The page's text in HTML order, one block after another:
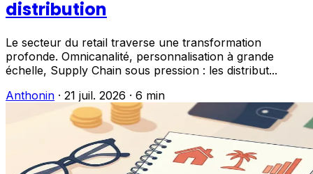
distribution
Le secteur du retail traverse une transformation
profonde. Omnicanalité, personnalisation à grande
échelle, Supply Chain sous pression : les distribut...
Anthonin · 21 juil. 2026 · 6 min